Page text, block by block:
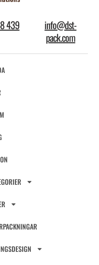
439
info@dst-
pack.com